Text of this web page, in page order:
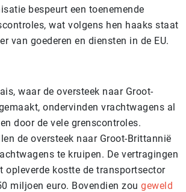
bespeurt een toenemende
wat volgens hen haaks staat
van goederen en diensten in de EU.
waar de oversteek naar Groot-
ondervinden vrachtwagens al
door de vele grenscontroles.
de oversteek naar Groot-Brittannië
te kruipen. De vertragingen
opleverde kostte de transportsector
miljoen euro. Bovendien zou geweld